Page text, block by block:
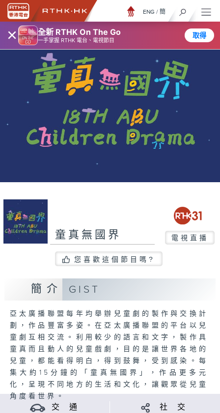
× 全新 RTHK On The Go
一手掌握 RTHK 電台、電視節目
取得
ENG / 簡
童真無國界 電視直播
您喜歡這個節目嗎?
簡介 GIST
亞太廣播聯盟每年均舉辦兒童劇的製作與交換計
劃，作品豐富多姿。在亞太廣播聯盟的平台以兒
童劇互相交流。利用較少的語言和文字，製作具
童真而且動人的兒童戲劇，目的是讓世界各地的
兒童，都能看得明白，得到鼓舞，受到感染。每
集大約15分鐘的「童真無國界」，作品更多元
化，呈現不同地方的生活和文化，讓觀眾從兒童
角度看世界。
交 通 社 交